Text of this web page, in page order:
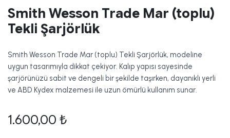
Smith Wesson Trade Mar (toplu)
Tekli Şarjörlük
Smith Wesson Trade Mar (toplu) Tekli Şarjörlük, modeline
uygun tasarımıyla dikkat çekiyor. Kalıp yapısı sayesinde
şarjörünüzü sabit ve dengeli bir şekilde taşırken, dayanıklı yerli
ve ABD Kydex malzemesi ile uzun ömürlü kullanım sunar.
1.600,00 ₺